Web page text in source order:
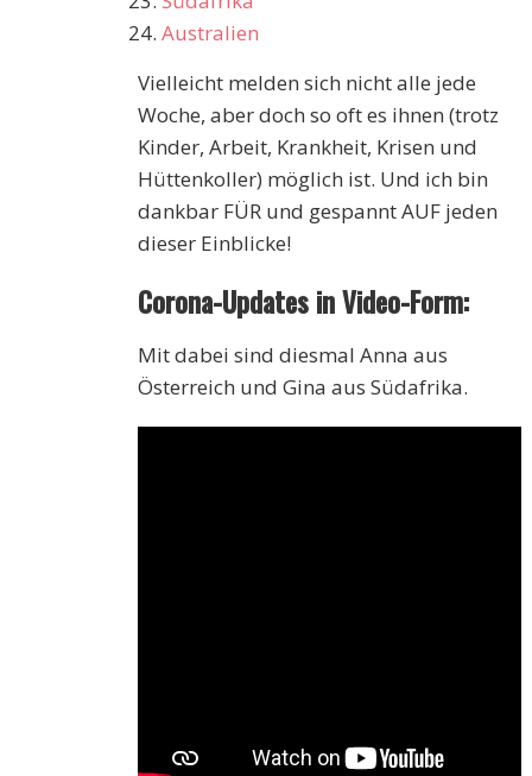
Australien
Vielleicht melden sich nicht alle jede
Woche, aber doch so oft es ihnen (trotz
Kinder, Arbeit, Krankheit, Krisen und
Hüttenkoller) möglich ist. Und ich bin
dankbar FÜR und gespannt AUF jeden
dieser Einblicke!
Corona-Updates in Video-Form:
Mit dabei sind diesmal Anna aus
Österreich und Gina aus Südafrika.